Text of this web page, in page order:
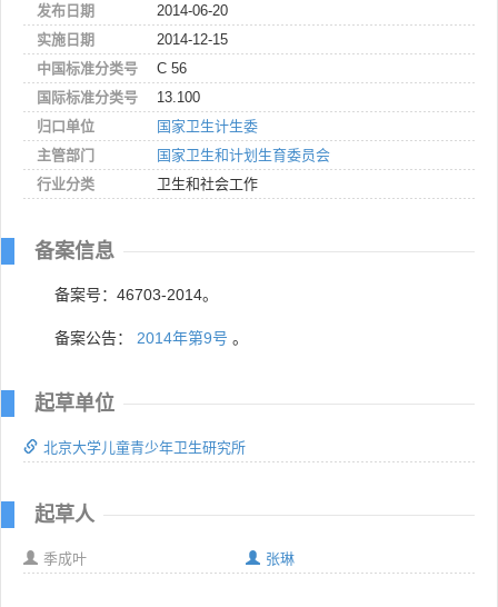
发布日期
2014-06-20
实施日期
2014-12-15
中国标准分类号
C 56
国际标准分类号
13.100
归口单位
国家卫生计生委
主管部门
国家卫生和计划生育委员会
行业分类
卫生和社会工作
备案信息
备案号：46703-2014。
备案公告： 2014年第9号 。
起草单位
北京大学儿童青少年卫生研究所
起草人
季成叶 张琳